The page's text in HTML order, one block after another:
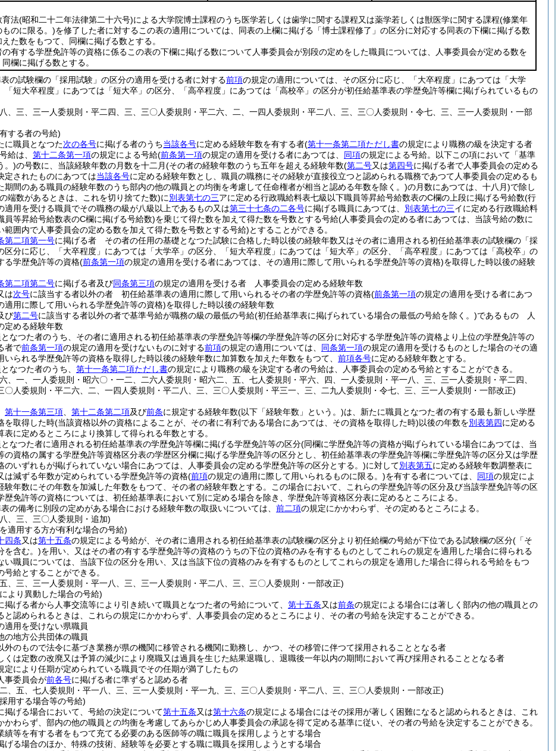
法(昭和二十二年法律第二十六号)による大学院博士課程のうち医学若しくは歯学に関する課程又は薬学若しくは獣医学に関する課程(修業年
ものに限る。)を修了した者に対するこの表の適用については、同表の上欄に掲げる「博士課程修了」の区分に対応する同表の下欄に掲げる数
た数をもつて、同欄に掲げる数とする。
有する学歴免許等の資格に係るこの表の下欄に掲げる数について人事委員会が別段の定めをした職員については、人事委員会が定める数を
欄に掲げる数とする。
の試験欄の「採用試験」の区分の適用を受ける者に対する前項の規定の適用については、その区分に応じ、「大卒程度」にあつては「大学
「短大卒程度」にあつては「短大卒」の区分、「高卒程度」にあつては「高校卒」の区分が初任給基準表の学歴免許等欄に掲げられているもの
、三、三一人委規則・平二四、三、三〇人委規則・平二六、二、一四人委規則・平二八、三、三〇人委規則・令七、三、三一人委規則・一部
する者の号給)
に職員となつた次の各号に掲げる者のうち当該各号に定める経験年数を有する者(第十一条第二項ただし書の規定により職務の級を決定する者
給は、 第十二条第一項の規定による号給(前条第一項の規定の適用を受ける者にあつては、 同項の規定による号給。以下この項において「基準
。)の号数に、当該経験年数の月数を十二月(その者の経験年数のうち五年を超える経験年数(第二号又は第四号に掲げる者で人事委員会の定める
定されたものにあつては当該各号に定める経験年数とし、職員の職務にその経験が直接役立つと認められる職務であつて人事委員会の定めるも
期間のある職員の経験年数のうち部内の他の職員との均衡を考慮して任命権者が相当と認める年数を除く。)の月数にあつては、十八月)で除し
端数があるときは、これを切り捨てた数)に別表第七の三アに定める行政職給料表七級以下職員等昇給号給数表のC欄の上段に掲げる号給数(行
適用を受ける職員でその職務の級が八級以上であるもの又は第三十七条の二各号に掲げる職員にあつては、 別表第七の三イに定める行政職給料
員等昇給号給数表のC欄に掲げる号給数)を乗じて得た数を加えて得た数を号数とする号給(人事委員会の定める者にあつては、当該号給の数に
範囲内で人事委員会の定める数を加えて得た数を号数とする号給)とすることができる。
第二項第一号に掲げる者 その者の任用の基礎となつた試験に合格した時以後の経験年数又はその者に適用される初任給基準表の試験欄の「採
区分に応じ、「大卒程度」にあつては「大学卒」の区分、「短大卒程度」にあつては「短大卒」の区分、「高卒程度」にあつては「高校卒」の
る学歴免許等の資格(前条第一項の規定の適用を受ける者にあつては、その適用に際して用いられる学歴免許等の資格)を取得した時以後の経験
第二項第二号に掲げる者及び同条第三項の規定の適用を受ける者 人事委員会の定める経験年数
は次号に該当する者以外の者 初任給基準表の適用に際して用いられるその者の学歴免許等の資格(前条第一項の規定の適用を受ける者にあつ
適用に際して用いられる学歴免許等の資格)を取得した時以後の経験年数
び第二号に該当する者以外の者で基準号給が職務の級の最低の号給(初任給基準表に掲げられている場合の最低の号給を除く。)であるもの 人
定める経験年数
なつた者のうち、その者に適用される初任給基準表の学歴免許等欄の学歴免許等の区分に対応する学歴免許等の資格より上位の学歴免許等の
者で前条第一項の規定の適用を受けないものに対する前項の規定の適用については、 同条第一項の規定の適用を受けるものとした場合のその適
いられる学歴免許等の資格を取得した時以後の経験年数に加算数を加えた年数をもつて、 前項各号に定める経験年数とする。
なつた者のうち、 第十一条第二項ただし書の規定により職務の級を決定する者の号給は、人事委員会の定める号給とすることができる。
、一、一人委規則・昭六〇・一二、二六人委規則・昭六二、五、七人委規則・平六、四、一人委規則・平一八、三、三一人委規則・平二四、
〇人委規則・平二六、二、一四人委規則・平二八、三、三〇人委規則・平三一、三、二九人委規則・令七、三、三一人委規則・一部改正)
第十一条第三項 第十二条第二項及び前条に規定する経験年数(以下「経験年数」という。)は、新たに職員となつた者の有する最も新しい学歴
を取得した時(当該資格以外の資格によることが、その者に有利である場合にあつては、その資格を取得した時)以後の年数を別表第四に定める
表に定めるところにより換算して得られる年数とする。
なつた者に適用される初任給基準表の学歴免許等欄に掲げる学歴免許等の区分(同欄に学歴免許等の資格が掲げられている場合にあつては、当
の資格の属する学歴免許等資格区分表の学歴区分欄に掲げる学歴免許等の区分とし、初任給基準表の学歴免許等欄に学歴免許等の区分又は学歴
のいずれもが掲げられていない場合にあつては、人事委員会の定める学歴免許等の区分とする。)に対して別表第五に定める経験年数調整表に
は減ずる年数が定められている学歴免許等の資格(前項の規定の適用に際して用いられるものに限る。)を有する者については、 同項の規定によ
験年数にその年数を加減した年数をもつて、その者の経験年数とする。
この場合において、これらの学歴免許等の区分及び当該学歴免許等の区
歴免許等の資格については、初任給基準表において別に定める場合を除き、学歴免許等資格区分表に定めるところによる。
の備考に別段の定めがある場合における経験年数の取扱いについては、 前二項の規定にかかわらず、その定めるところによる。
、三、三〇人委規則・追加)
適用する方が有利な場合の号給)
四条又は第十五条の規定による号給が、その者に適用される初任給基準表の試験欄の区分より初任給欄の号給が下位である試験欄の区分(「そ
を含む。)を用い、又はその者の有する学歴免許等の資格のうちの下位の資格のみを有するものとしてこれらの規定を適用した場合に得られる
い職員については、当該下位の区分を用い、又は当該下位の資格のみを有するものとしてこれらの規定を適用した場合に得られる号給をもつ
号給とすることができる。
、三、三一人委規則・平一八、三、三一人委規則・平二八、三、三〇人委規則・一部改正)
より異動した場合の号給)
掲げる者から人事交流等により引き続いて職員となつた者の号給について、 第十五条又は前条の規定による場合には著しく部内の他の職員との
と認められるときは、これらの規定にかかわらず、人事委員会の定めるところにより、その者の号給を決定することができる。
適用を受けない県職員
の地方公共団体の職員
外のもので法令に基づき業務が県の機関に移管される機関に勤務し、かつ、その移管に伴つて採用されることとなる者
くは定数の改廃又は予算の減少により廃職又は過員を生じた結果退職し、退職後一年以内の期間において再び採用されることとなる者
定により任期が定められている職員でその任期が満了したもの
事委員会が前各号に掲げる者に準ずると認める者
、五、七人委規則・平一八、三、三一人委規則・平一九、三、三〇人委規則・平二八、三、三〇人委規則・一部改正)
用する場合等の号給)
掲げる場合において、号給の決定について第十五条又は第十六条の規定による場合にはその採用が著しく困難になると認められるときは、これ
かわらず、部内の他の職員との均衡を考慮してあらかじめ人事委員会の承認を得て定める基準に従い、その者の号給を決定することができる。
績等を有する者をもつて充てる必要のある医師等の職に職員を採用しようとする場合
げる場合のほか、特殊の技術、経験等を必要とする職に職員を採用しようとする場合